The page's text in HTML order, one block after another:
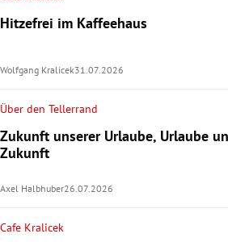
Untermenü
Untermenü
Untermenü
Untermenü
Hitzefrei im Kaffeehaus
Wolfgang Kralicek31.07.2026
Über den Tellerrand
Zukunft unserer Urlaube, Urlaube
Zukunft
Axel Halbhuber26.07.2026
Cafe Kralicek